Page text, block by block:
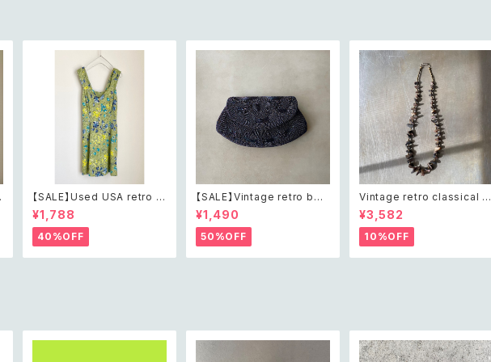
【SALE】Used USA retro b
otanical flower salopett
e short pants レトロ アメリ
カ ユーズド 古着 ライトグリー
ン ボタニカル フラワー サロペ
ット ショートパンツ
¥1,788
40%OFF
【SALE】Vintage retro bea
ds embroidery navy blue
pouch レトロ ヴィンテージ
ホワイト ビーズ刺繍 ネイビー
紺色 ポーチ
¥1,490
50%OFF
Vintage retro classical ro
ugh cut shell beads nec
klace レトロ ヴィンテージ ア
クセサリー クラシカル ラフカ
ット シェル ビーズ ネックレス
¥3,582
10%OFF